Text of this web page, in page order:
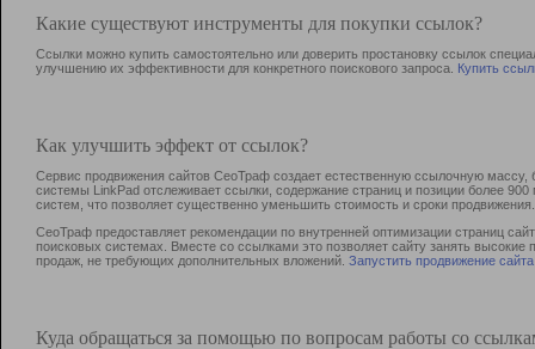
Какие существуют инструменты для покупки ссылок?
Ссылки можно купить самостоятельно или доверить простановку ссылок
улучшению их эффективности для конкретного поискового запроса. Купить
Как улучшить эффект от ссылок?
Сервис продвижения сайтов СеоТраф создает естественную ссылочную
системы LinkPad отслеживает ссылки, содержание страниц и позиции более
систем, что позволяет существенно уменьшить стоимость и сроки продвижения.
СеоТраф предоставляет рекомендации по внутренней оптимизации страниц
поисковых системах. Вместе со ссылками это позволяет сайту занять
продаж, не требующих дополнительных вложений. Запустить продвижение сайта
Куда обращаться за помощью по вопросам работы со